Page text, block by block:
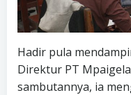
Hadir pula
Direktur PT
sambutannya, ia